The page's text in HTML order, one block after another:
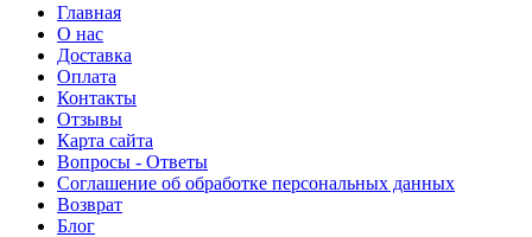
Главная
О нас
Доставка
Оплата
Контакты
Отзывы
Карта сайта
Вопросы - Ответы
Соглашение об обработке персональных данных
Возврат
Блог